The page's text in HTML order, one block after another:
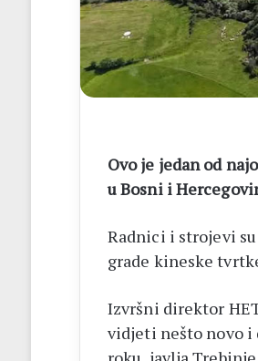
Ovo je jedan od
u Bosni i
Radnici i strojevi su
grade kineske
Izvršni direktor
vidjeti nešto novo i